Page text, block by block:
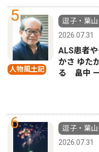
5
人物風土記
逗子・葉山
2026.07.31
ALS患者
かさ ゆた
る 畠中
6
逗子・葉山
2026.07.31